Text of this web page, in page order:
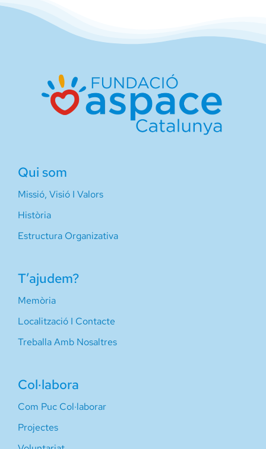
Qui som
Missió, Visió I Valors
Història
Estructura Organizativa
T’ajudem?
Memòria
Localització I Contacte
Treballa Amb Nosaltres
Col·labora
Com Puc Col·laborar
Projectes